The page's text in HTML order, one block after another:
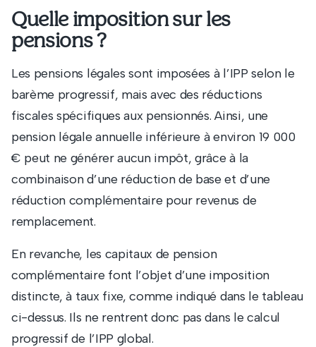
Quelle imposition sur les
pensions ?
Les pensions légales sont imposées à l’IPP selon le
barème progressif, mais avec des réductions
fiscales spécifiques aux pensionnés. Ainsi, une
pension légale annuelle inférieure à environ 19 000
€ peut ne générer aucun impôt, grâce à la
combinaison d’une réduction de base et d’une
réduction complémentaire pour revenus de
remplacement.
En revanche, les capitaux de pension
complémentaire font l’objet d’une imposition
distincte, à taux fixe, comme indiqué dans le tableau
ci-dessus. Ils ne rentrent donc pas dans le calcul
progressif de l’IPP global.